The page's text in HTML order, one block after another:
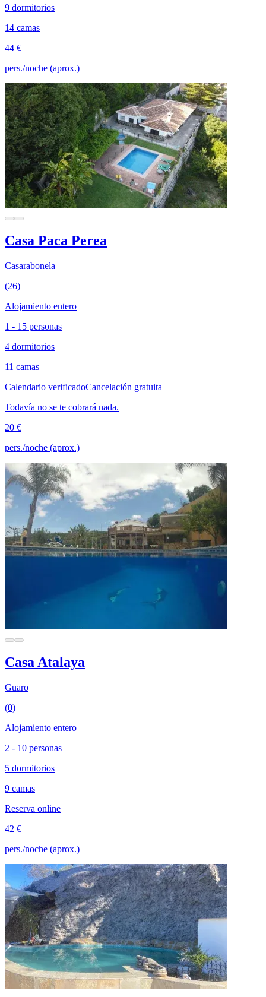
9 dormitorios
14 camas
44 €
pers./noche (aprox.)
Casa Paca Perea
Casarabonela
(26)
Alojamiento entero
1 - 15 personas
4 dormitorios
11 camas
Calendario verificadoCancelación gratuita
Todavía no se te cobrará nada.
20 €
pers./noche (aprox.)
Casa Atalaya
Guaro
(0)
Alojamiento entero
2 - 10 personas
5 dormitorios
9 camas
Reserva online
42 €
pers./noche (aprox.)